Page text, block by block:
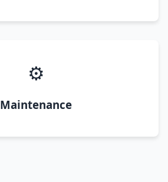
⚙️
Maintenance